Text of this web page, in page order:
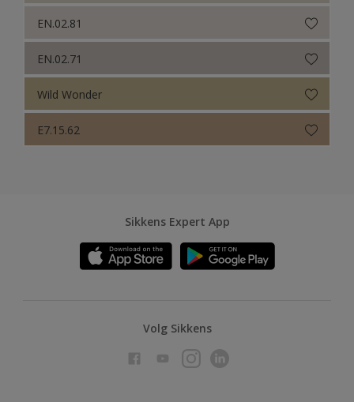
EN.02.81
EN.02.71
Wild Wonder
E7.15.62
Sikkens Expert App
Volg Sikkens